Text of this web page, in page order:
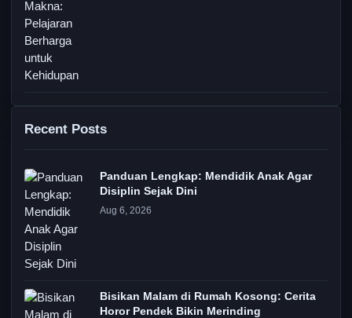
Recent Posts
Panduan Lengkap: Mendidik Anak Agar
Disiplin Sejak Dini
Aug 6, 2026
Bisikan Malam di Rumah Kosong: Cerita
Horor Pendek Bikin Merinding